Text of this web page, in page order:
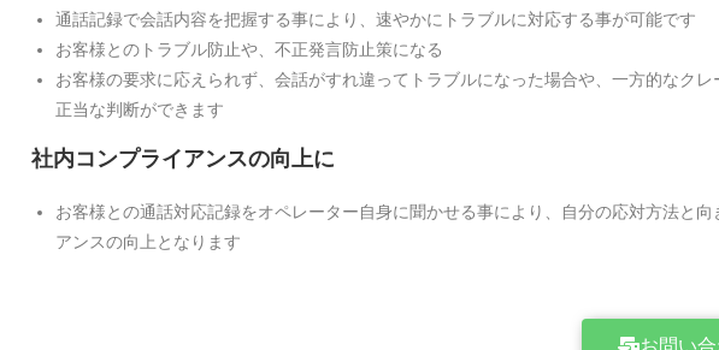
通話記録で会話内容を把握する事により、速やかにトラブルに対応する事が可能です
お客様とのトラブル防止や、不正発言防止策になる
お客様の要求に応えられず、会話がすれ違ってトラブルになった場合や、一方的なク
正当な判断ができます
社内コンプライアンスの向上に
お客様との通話対応記録をオペレーター自身に聞かせる事により、自分の応対方法と
アンスの向上となります